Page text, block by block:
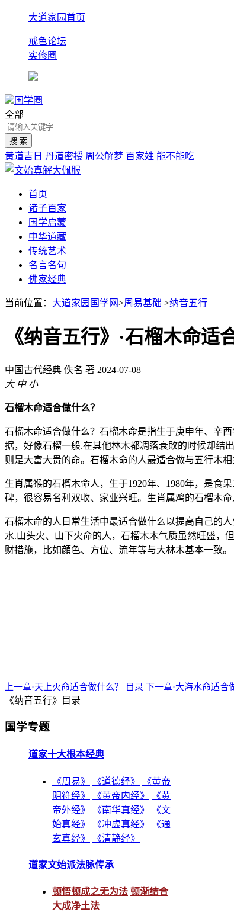
大道家园首页
戒色论坛
实修圈
国学圈
全部
黄道吉日 丹道密授 周公解梦 百家姓 能不能吃
首页
诸子百家
国学启蒙
中华道藏
传统艺术
名言名句
佛家经典
当前位置： 大道家园国学网>周易基础 >纳音五行
《纳音五行》·石榴木命适
中国古代经典 佚名 著 2024-07-08
大 中 小
石榴木命适合做什么？
石榴木命适合做什么？石榴木命是指生于庚申年、辛
据，好像石榴一般.在其他林木都凋落衰敗的时候却结
则是大富大贵的命。石榴木命的人最适合做与五行木相
生肖属猴的石榴木命人，生于1920年、1980年，是食
碑，很容易名利双收、家业兴旺。生肖属鸡的石榴木
石榴木命的人日常生活中最适合做什么以提高自己的
水.山头火、山下火命的人，石榴木木气质虽然旺盛，
财措施，比如顔色、方位、流年等与大林木基本一致。
上一章·天上火命适合做什么？ 目录 下一章·大海水命适合
《纳音五行》目录
国学专题
道家十大根本经典
《周易》 《道德经》
《黄帝
阴符经》
《黄帝内经》
《黄
帝外经》
《南华真经》
《文
始真经》
《冲虚真经》
《通
玄真经》
《清静经》
道家文始派法脉传承
顿悟顿成之无为法 顿渐结合
大成净土法